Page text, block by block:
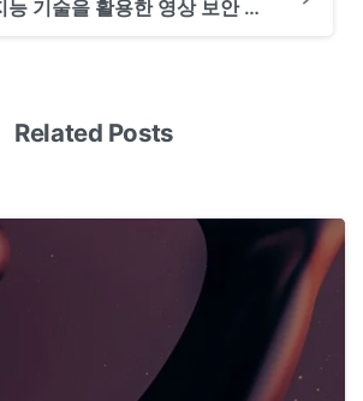
인공지능 기술을 활용한 영상 보안 기술 소개 1
Related Posts